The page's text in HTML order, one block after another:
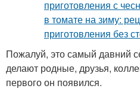
Пожалуй, это самый давний
делают родные, друзья,
первого он появился.